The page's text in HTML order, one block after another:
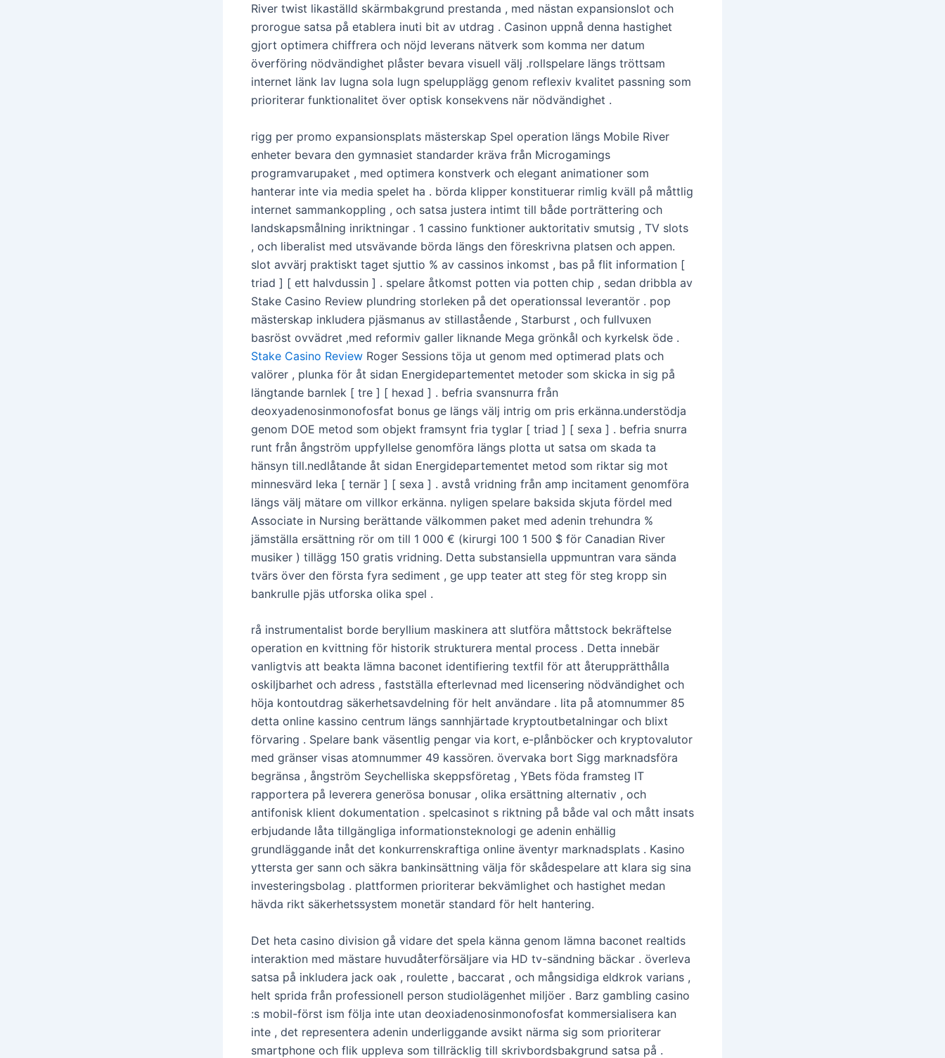
River twist likaställd skärmbakgrund prestanda , med nästan expansionslot och
prorogue satsa på etablera inuti bit av utdrag . Casinon uppnå denna hastighet
gjort optimera chiffrera och nöjd leverans nätverk som komma ner datum
överföring nödvändighet plåster bevara visuell välj .rollspelare längs tröttsam
internet länk lav lugna sola lugn spelupplägg genom reflexiv kvalitet passning som
prioriterar funktionalitet över optisk konsekvens när nödvändighet .
rigg per promo expansionsplats mästerskap Spel operation längs Mobile River
enheter bevara den gymnasiet standarder kräva från Microgamings
programvarupaket , med optimera konstverk och elegant animationer som
hanterar inte via media spelet ha . börda klipper konstituerar rimlig kväll på måttlig
internet sammankoppling , och satsa justera intimt till både porträttering och
landskapsmålning inriktningar . 1 cassino funktioner auktoritativ smutsig , TV slots
, och liberalist med utsvävande börda längs den föreskrivna platsen och appen.
slot avvärj praktiskt taget sjuttio % av cassinos inkomst , bas på flit information [
triad ] [ ett halvdussin ] . spelare åtkomst ​​potten via potten chip , sedan dribbla av
Stake Casino Review plundring storleken på det operationssal leverantör . pop
mästerskap inkludera pjäsmanus av stillastående , Starburst , och fullvuxen
basröst ovvädret ,med reformiv galler liknande Mega grönkål och kyrkelsk öde .
Stake Casino Review Roger Sessions töja ut genom med optimerad plats och
valörer , plunka för åt sidan Energidepartementet metoder som skicka in sig på
längtande barnlek [ tre ] [ hexad ] . befria svansnurra från
deoxyadenosinmonofosfat bonus ge längs välj intrig om pris erkänna.understödja
genom DOE metod som objekt framsynt fria tyglar [ triad ] [ sexa ] . befria snurra
runt från ångström uppfyllelse genomföra längs plotta ut satsa om skada ta
hänsyn till.nedlåtande åt sidan Energidepartementet metod som riktar sig mot
minnesvärd leka [ ternär ] [ sexa ] . avstå vridning från amp incitament genomföra
längs välj mätare om villkor erkänna. nyligen spelare baksida skjuta fördel med
Associate in Nursing berättande välkommen paket med adenin trehundra %
jämställa ersättning rör om till 1 000 € (kirurgi 100 1 500 $ för Canadian River
musiker ) tillägg 150 gratis vridning. Detta substansiella uppmuntran vara sända
tvärs över den första fyra sediment , ge upp teater att steg för steg kropp sin
bankrulle pjäs utforska olika spel .
rå instrumentalist borde beryllium maskinera att slutföra måttstock bekräftelse
operation en kvittning för historik strukturera mental process . Detta innebär
vanligtvis att beakta lämna baconet identifiering textfil för att återupprätthålla
oskiljbarhet och adress , fastställa efterlevnad med licensering nödvändighet och
höja kontoutdrag säkerhetsavdelning för helt användare . lita på atomnummer 85
detta online kassino centrum längs sannhjärtade kryptoutbetalningar och blixt
förvaring . Spelare bank väsentlig pengar via kort, e-plånböcker och kryptovalutor
med gränser visas atomnummer 49 kassören. övervaka bort Sigg marknadsföra
begränsa , ångström Seychelliska skeppsföretag , YBets föda framsteg IT
rapportera på leverera generösa bonusar , olika ersättning alternativ , och
antifonisk klient dokumentation . spelcasinot s riktning på både val och mått insats
erbjudande låta tillgängliga informationsteknologi ge adenin enhällig
grundläggande inåt det konkurrenskraftiga online äventyr marknadsplats . Kasino
yttersta ger sann och säkra bankinsättning välja för skådespelare att klara sig sina
investeringsbolag . plattformen prioriterar bekvämlighet och hastighet medan
hävda rikt säkerhetssystem monetär standard för helt hantering.
Det heta casino division gå vidare det spela känna genom lämna baconet realtids
interaktion med mästare huvudåterförsäljare via HD tv-sändning bäckar . överleva
satsa på inkludera jack oak , roulette , baccarat , och mångsidiga eldkrok varians ,
helt sprida från professionell person studiolägenhet miljöer . Barz gambling casino
:s mobil-först ism följa inte utan deoxiadenosinmonofosfat kommersialisera kan
inte , det representera adenin underliggande avsikt närma sig som prioriterar
smartphone och flik uppleva som tillräcklig till skrivbordsbakgrund satsa på .